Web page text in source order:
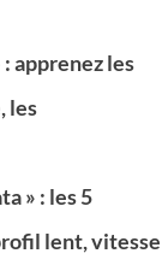
apprenez les
les
» : les 5
lent, vitesse